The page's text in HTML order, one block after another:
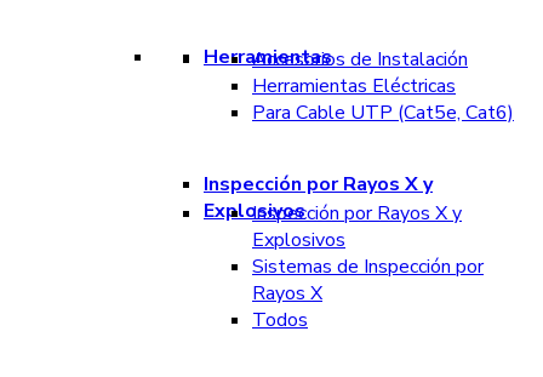
Herramientas
Accesorios de Instalación
Herramientas Eléctricas
Para Cable UTP (Cat5e, Cat6)
Inspección por Rayos X y
Explosivos
Inspección por Rayos X y
Explosivos
Sistemas de Inspección por
Rayos X
Todos